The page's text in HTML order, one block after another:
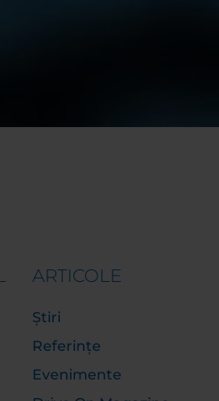
ARTICOLE
Știri
Referințe
Evenimente